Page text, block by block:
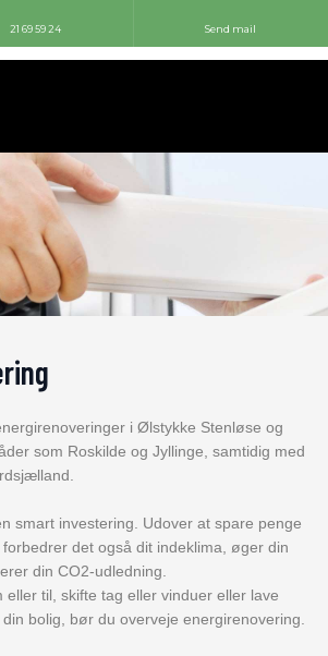
21 69 59 24 Send mail
i Ølstykke Stenløse og
som Roskilde og Jyllinge, samtidig med
smart investering. Udover at spare penge
det også dit indeklima, øger din
din CO2-udledning.
eller til, skifte tag eller vinduer eller lave
bolig, bør du overveje energirenovering.